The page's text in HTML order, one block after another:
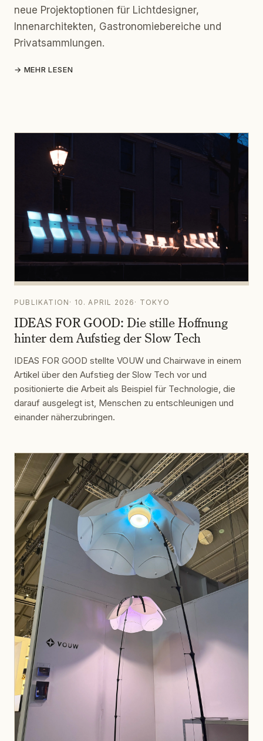
neue Projektoptionen für Lichtdesigner,
Innenarchitekten, Gastronomiebereiche und
Privatsammlungen.
→ MEHR LESEN
PUBLIKATION · 10. APRIL 2026 · TOKYO
IDEAS FOR GOOD: Die stille Hoffnung
hinter dem Aufstieg der Slow Tech
IDEAS FOR GOOD stellte VOUW und Chairwave in einem
Artikel über den Aufstieg der Slow Tech vor und
positionierte die Arbeit als Beispiel für Technologie, die
darauf ausgelegt ist, Menschen zu entschleunigen und
einander näherzubringen.